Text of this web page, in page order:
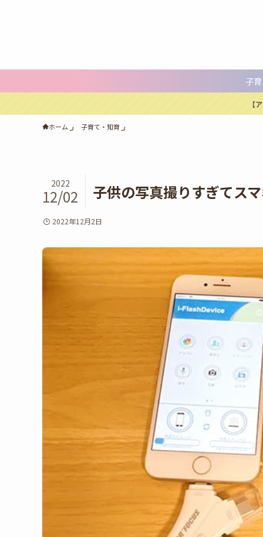
子
【
ホーム 子育て・知育
子供の写真撮りすぎてス
2022
12/02
2022年12月2日